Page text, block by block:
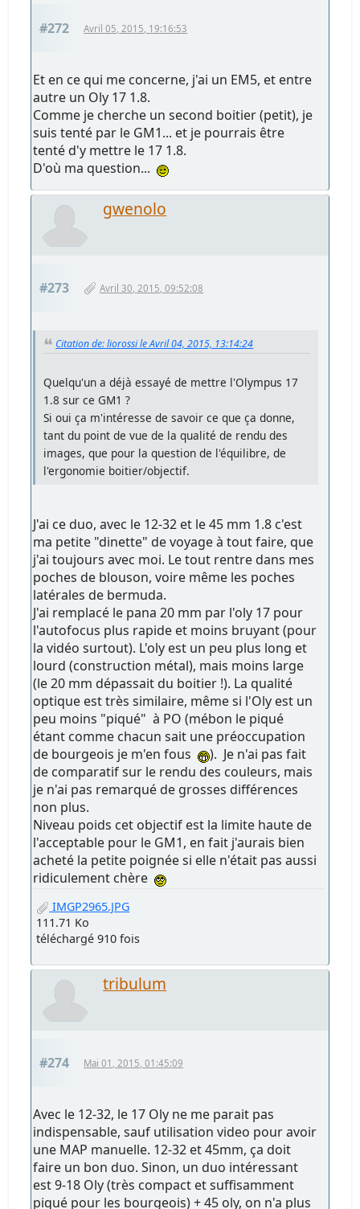
#272 Avril 05, 2015, 19:16:53
Et en ce qui me concerne, j'ai un EM5, et entre
autre un Oly 17 1.8.
Comme je cherche un second boitier (petit), je
suis tenté par le GM1... et je pourrais être
tenté d'y mettre le 17 1.8.
D'où ma question...
gwenolo
#273 Avril 30, 2015, 09:52:08
Citation de: liorossi le Avril 04, 2015, 13:14:24
Quelqu'un a déjà essayé de mettre l'Olympus 17
1.8 sur ce GM1 ?
Si oui ça m'intéresse de savoir ce que ça donne,
tant du point de vue de la qualité de rendu des
images, que pour la question de l'équilibre, de
l'ergonomie boitier/objectif.
J'ai ce duo, avec le 12-32 et le 45 mm 1.8 c'est
ma petite "dinette" de voyage à tout faire, que
j'ai toujours avec moi. Le tout rentre dans mes
poches de blouson, voire même les poches
latérales de bermuda.
J'ai remplacé le pana 20 mm par l'oly 17 pour
l'autofocus plus rapide et moins bruyant (pour
la vidéo surtout). L'oly est un peu plus long et
lourd (construction métal), mais moins large
(le 20 mm dépassait du boitier !). La qualité
optique est très similaire, même si l'Oly est un
peu moins "piqué" à PO (mébon le piqué
étant comme chacun sait une préoccupation
de bourgeois je m'en fous
). Je n'ai pas fait
de comparatif sur le rendu des couleurs, mais
je n'ai pas remarqué de grosses différences
non plus.
Niveau poids cet objectif est la limite haute de
l'acceptable pour le GM1, en fait j'aurais bien
acheté la petite poignée si elle n'était pas aussi
ridiculement chère
IMGP2965.JPG
111.71 Ko
téléchargé 910 fois
tribulum
#274 Mai 01, 2015, 01:45:09
Avec le 12-32, le 17 Oly ne me parait pas
indispensable, sauf utilisation video pour avoir
une MAP manuelle. 12-32 et 45mm, ça doit
faire un bon duo. Sinon, un duo intéressant
est 9-18 Oly (très compact et suffisamment
piqué pour les bourgeois) + 45 oly, on n'a plus